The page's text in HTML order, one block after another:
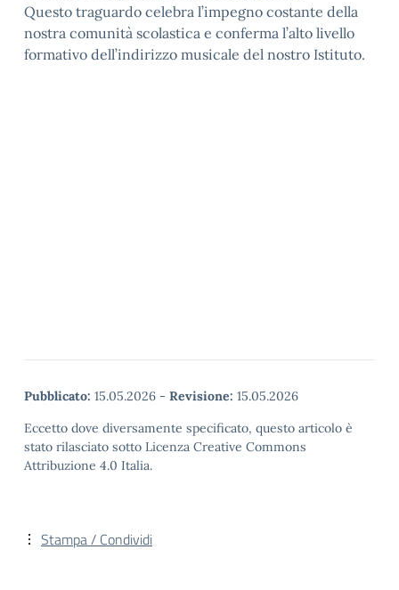
Questo traguardo celebra l’impegno costante della
nostra comunità scolastica e conferma l’alto livello
formativo dell’indirizzo musicale del nostro Istituto.
Pubblicato: 15.05.2026 - Revisione: 15.05.2026
Eccetto dove diversamente specificato, questo articolo è
stato rilasciato sotto Licenza Creative Commons
Attribuzione 4.0 Italia.
Stampa / Condividi